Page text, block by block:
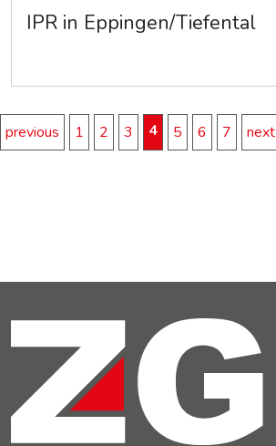
IPR in Eppingen/Tiefental
previous 1 2 3 4 5 6 7 next